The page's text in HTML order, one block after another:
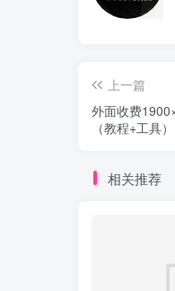
上一篇
外面收费
（教程+工具）
相关推荐